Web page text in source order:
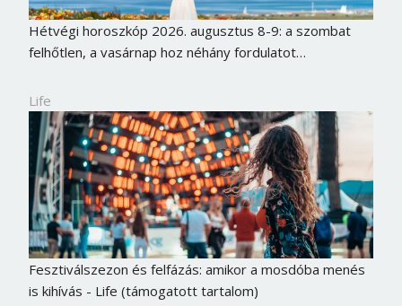
Hétvégi horoszkóp 2026. augusztus 8-9: a szombat
felhőtlen, a vasárnap hoz néhány fordulatot…
Life
Fesztiválszezon és felfázás: amikor a mosdóba menés
is kihívás - Life (támogatott tartalom)